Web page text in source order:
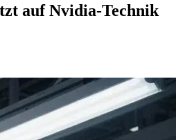
auf Nvidia-Technik